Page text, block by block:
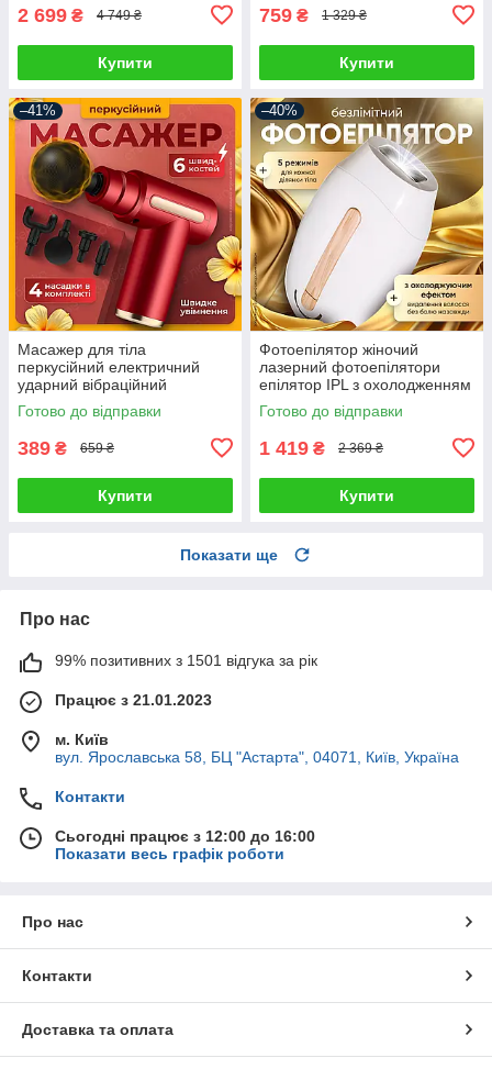
2 699 ₴ 4 749 ₴
Купити
759 ₴ 1 329 ₴
Купити
–41%
Масажер для тіла
перкусійний електричний
ударний вібраційний
масажний пістолет для м'язів
спини шиї ручний для
Готово до відправки
389 ₴ 659 ₴
Купити
–40%
Фотоепілятор жіночий
лазерний фотоепілятори
епілятор IPL з охолодженням
Готово до відправки
1 419 ₴ 2 369 ₴
Купити
Показати ще
Про нас
99% позитивних з 1501 відгука за рік
Працює з 21.01.2023
м. Київ
вул. Ярославська 58, БЦ "Астарта", 04071, Київ, Україна
Контакти
Сьогодні працює з 12:00 до 16:00
Показати весь графік роботи
Про нас
Контакти
Доставка та оплата